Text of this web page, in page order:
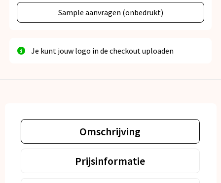
Sample aanvragen (onbedrukt)
Je kunt jouw logo in de checkout uploaden
Omschrijving
Prijsinformatie